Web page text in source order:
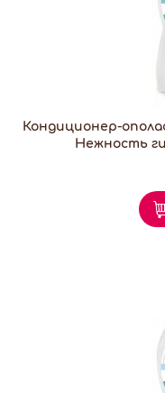
Кондиционер-
Нежность